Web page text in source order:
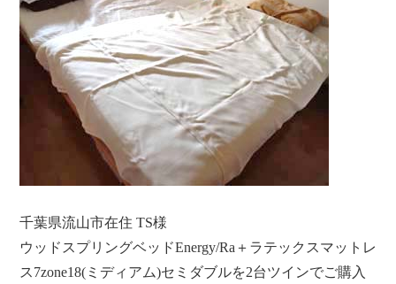
千葉県流山市在住 TS様
ウッドスプリングベッドEnergy/Ra＋ラテックスマットレ
ス7zone18(ミディアム)セミダブルを2台ツインでご購入